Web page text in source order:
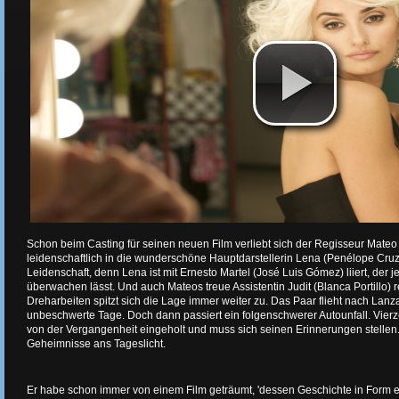
Schon beim Casting für seinen neuen Film verliebt sich der Regisseur
leidenschaftlich in die wunderschöne Hauptdarstellerin Lena (Penélope
Leidenschaft, denn Lena ist mit Ernesto Martel (José Luis Gómez) liiert, der
überwachen lässt. Und auch Mateos treue Assistentin Judit (Blanca Portillo)
Dreharbeiten spitzt sich die Lage immer weiter zu. Das Paar flieht nach
unbeschwerte Tage. Doch dann passiert ein folgenschwerer Autounfall.
von der Vergangenheit eingeholt und muss sich seinen Erinnerungen
Geheimnisse ans Tageslicht.
Er habe schon immer von einem Film geträumt, 'dessen Geschichte in Form